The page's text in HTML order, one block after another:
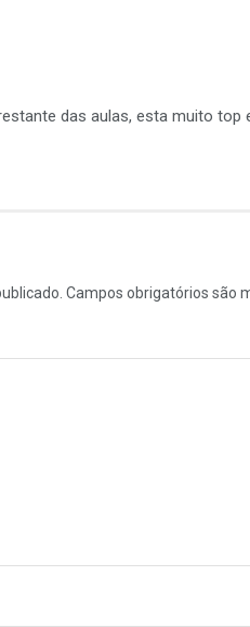
das aulas, esta muito top
Campos obrigatórios são